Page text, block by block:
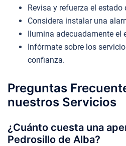
Revisa y refuerza el
Considera instalar una
Ilumina adecuadamente el
Infórmate sobre los
confianza.
Preguntas
nuestros Servicios
¿Cuánto cuesta una
Pedrosillo de Alba?